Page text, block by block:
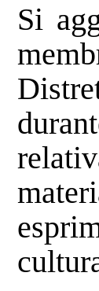
Si